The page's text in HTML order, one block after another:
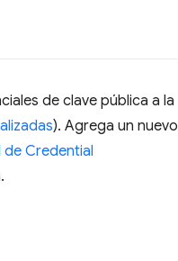
de clave pública a la
). Agrega un nuevo
de Credential